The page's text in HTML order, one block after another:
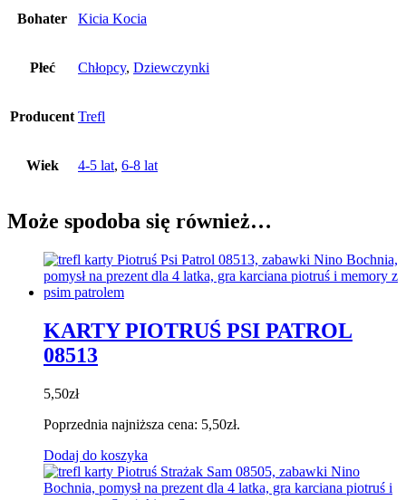
Bohater Kicia Kocia
Płeć Chłopcy, Dziewczynki
Producent Trefl
Wiek 4-5 lat, 6-8 lat
Może spodoba się również…
KARTY PIOTRUŚ PSI PATROL
08513
5,50zł
Poprzednia najniższa cena: 5,50zł.
Dodaj do koszyka